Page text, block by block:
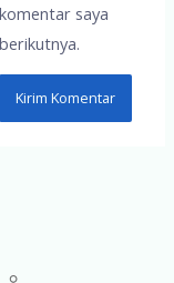
komentar saya
berikutnya.